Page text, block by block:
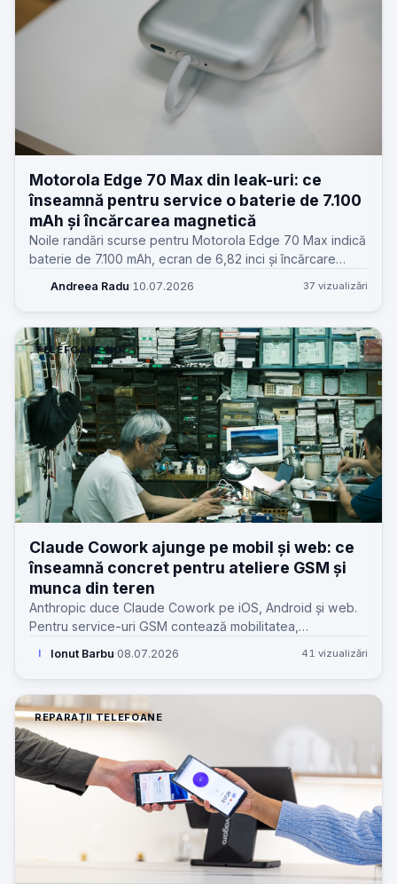
Motorola Edge 70 Max din leak-uri: ce
înseamnă pentru service o baterie de 7.100
mAh și încărcarea magnetică
Noile randări scurse pentru Motorola Edge 70 Max indică
baterie de 7.100 mAh, ecran de 6,82 inci și încărcare
Andreea Radu·10.07.2026 37 vizualizări
TELEFOANE NOI
Claude Cowork ajunge pe mobil și web: ce
înseamnă concret pentru ateliere GSM și
munca din teren
Anthropic duce Claude Cowork pe iOS, Android și web.
Pentru service-uri GSM contează mobilitatea,
I Ionut Barbu·08.07.2026 41 vizualizări
REPARAȚII TELEFOANE